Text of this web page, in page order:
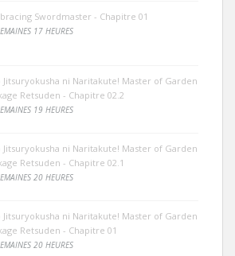
Swordmaster - Chapitre 01
17 HEURES
Jitsuryokusha ni Naritakute! Master of Garden
Retsuden - Chapitre 02.2
19 HEURES
Jitsuryokusha ni Naritakute! Master of Garden
Retsuden - Chapitre 02.1
20 HEURES
Jitsuryokusha ni Naritakute! Master of Garden
Retsuden - Chapitre 01
20 HEURES